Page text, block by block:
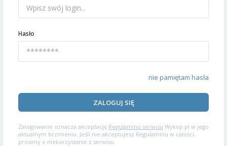
Hasło
nie pamiętam hasła
ZALOGUJ SIĘ
Zalogowanie oznacza akceptację Regulaminu serwisu Wykop.pl w jego
aktualnym brzmieniu. Jeśli nie akceptujesz Regulaminu w całości,
prosimy o niekorzystanie z serwisu.